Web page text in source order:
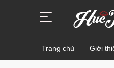
Trang chủ Giới